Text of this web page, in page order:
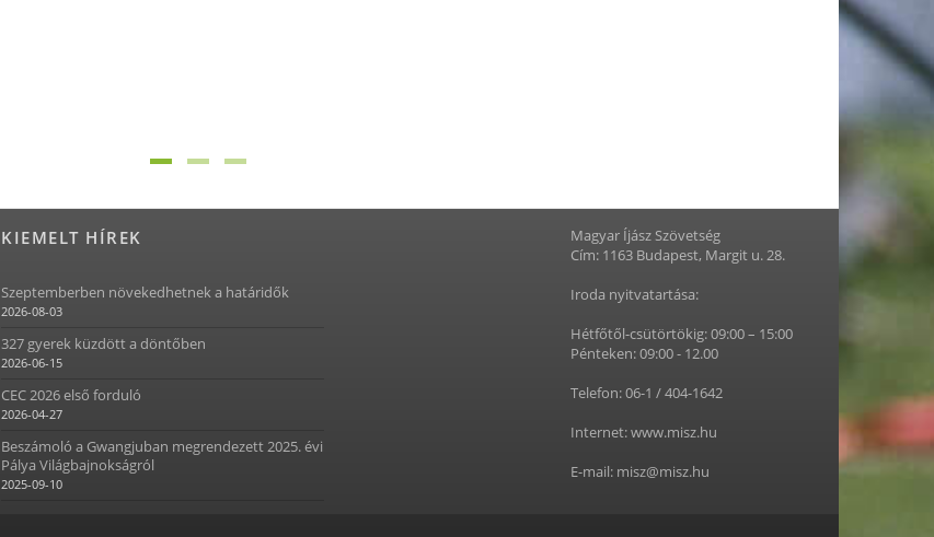
KIEMELT HÍREK
Szeptemberben növekedhetnek a határidők
2026-08-03
327 gyerek küzdött a döntőben
2026-06-15
CEC 2026 első forduló
2026-04-27
Beszámoló a Gwangjuban megrendezett 2025. évi
Pálya Világbajnokságról
2025-09-10
Magyar Íjász Szövetség
Cím: 1163 Budapest, Margit u. 28.
Iroda nyitvatartása:
Hétfőtől-csütörtökig: 09:00 – 15:00
Pénteken: 09:00 - 12.00
Telefon: 06-1 / 404-1642
Internet: www.misz.hu
E-mail: misz@misz.hu